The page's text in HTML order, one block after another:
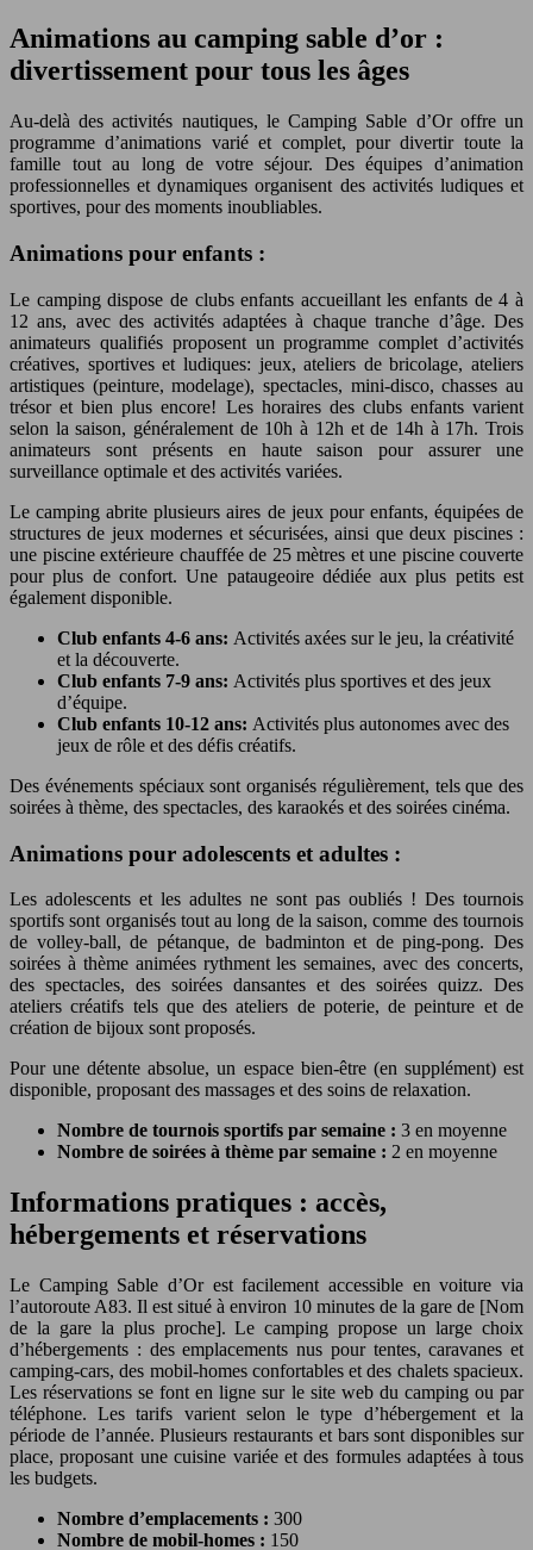
Animations au camping sable d’or :
divertissement pour tous les âges
Au-delà des activités nautiques, le Camping Sable d’Or offre un
programme d’animations varié et complet, pour divertir toute la
famille tout au long de votre séjour. Des équipes d’animation
professionnelles et dynamiques organisent des activités ludiques et
sportives, pour des moments inoubliables.
Animations pour enfants :
Le camping dispose de clubs enfants accueillant les enfants de 4 à
12 ans, avec des activités adaptées à chaque tranche d’âge. Des
animateurs qualifiés proposent un programme complet d’activités
créatives, sportives et ludiques: jeux, ateliers de bricolage, ateliers
artistiques (peinture, modelage), spectacles, mini-disco, chasses au
trésor et bien plus encore! Les horaires des clubs enfants varient
selon la saison, généralement de 10h à 12h et de 14h à 17h. Trois
animateurs sont présents en haute saison pour assurer une
surveillance optimale et des activités variées.
Le camping abrite plusieurs aires de jeux pour enfants, équipées de
structures de jeux modernes et sécurisées, ainsi que deux piscines :
une piscine extérieure chauffée de 25 mètres et une piscine couverte
pour plus de confort. Une pataugeoire dédiée aux plus petits est
également disponible.
Club enfants 4-6 ans: Activités axées sur le jeu, la créativité
et la découverte.
Club enfants 7-9 ans: Activités plus sportives et des jeux
d’équipe.
Club enfants 10-12 ans: Activités plus autonomes avec des
jeux de rôle et des défis créatifs.
Des événements spéciaux sont organisés régulièrement, tels que des
soirées à thème, des spectacles, des karaokés et des soirées cinéma.
Animations pour adolescents et adultes :
Les adolescents et les adultes ne sont pas oubliés ! Des tournois
sportifs sont organisés tout au long de la saison, comme des tournois
de volley-ball, de pétanque, de badminton et de ping-pong. Des
soirées à thème animées rythment les semaines, avec des concerts,
des spectacles, des soirées dansantes et des soirées quizz. Des
ateliers créatifs tels que des ateliers de poterie, de peinture et de
création de bijoux sont proposés.
Pour une détente absolue, un espace bien-être (en supplément) est
disponible, proposant des massages et des soins de relaxation.
Nombre de tournois sportifs par semaine : 3 en moyenne
Nombre de soirées à thème par semaine : 2 en moyenne
Informations pratiques : accès,
hébergements et réservations
Le Camping Sable d’Or est facilement accessible en voiture via
l’autoroute A83. Il est situé à environ 10 minutes de la gare de [Nom
de la gare la plus proche]. Le camping propose un large choix
d’hébergements : des emplacements nus pour tentes, caravanes et
camping-cars, des mobil-homes confortables et des chalets spacieux.
Les réservations se font en ligne sur le site web du camping ou par
téléphone. Les tarifs varient selon le type d’hébergement et la
période de l’année. Plusieurs restaurants et bars sont disponibles sur
place, proposant une cuisine variée et des formules adaptées à tous
les budgets.
Nombre d’emplacements : 300
Nombre de mobil-homes : 150